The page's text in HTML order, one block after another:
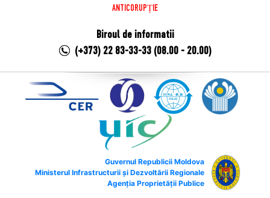
ANTICORUPȚIE
Biroul de informatii
(+373) 22 83-33-33 (08.00 - 20.00)
Guvernul Republicii Moldova
Ministerul Infrastructurii și Dezvoltării Regionale
Agenția Proprietății Publice